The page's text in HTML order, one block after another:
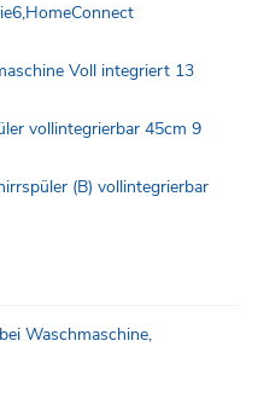
Voll integriert 13
vollintegrierbar 45cm 9
(B) vollintegrierbar
Waschmaschine,